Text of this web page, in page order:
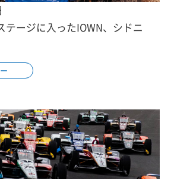
テージに入ったIOWN、シドニ